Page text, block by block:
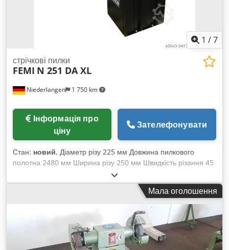
1 /7
Niederlangen 1 750 km
стрічкові пилки
FEMI N 251 DA XL
ціну
Зателефонувати
Стан: новий, Діаметр різу 225 мм Довжина пилкового
полотна 2480 мм Ширина різу 250 мм Швидкість різання 45
/ 90 м/хв Розміри пилкового полотна 2480 x 27 x 0,9 мм
Область різу під кутом 45°: плоский 135 x 185 - 145 x 150
мм Область різу під кутом 45°: круглий 150 мм Область різу
під кутом 45°: квадратний 145 мм Область різу під кутом
60°: плоский 63 x 107 - 69 x 90 мм Область різу під кутом
60°: круглий 70 мм Область різу під кутом 60°: квадратний
70 мм Область різу під кутом 90°: плоский 240 x 160 - 250 x
Мала оголошення